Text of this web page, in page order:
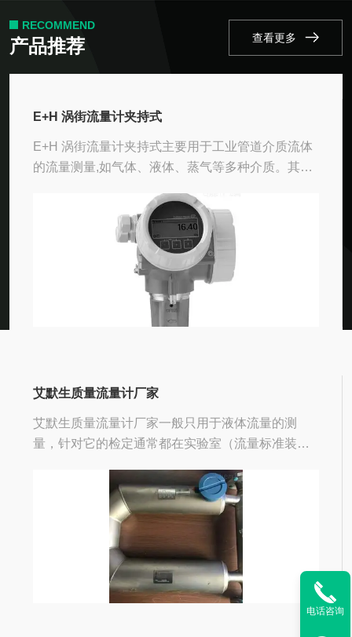
RECOMMEND
产品推荐 查看更多
E+H 涡街流量计夹持式
E+H 涡街流量计夹持式主要用于工业管道介质流体
的流量测量,如气体、液体、蒸气等多种介质。其特
流量时几乎不受流体密度、压力、温度、粘度等参
数的影响；无...
艾默生质量流量计厂家
艾默生质量流量计厂家一般只用于液体流量的测
量，针对它的检定通常都在实验室（流量标准装
电话咨询